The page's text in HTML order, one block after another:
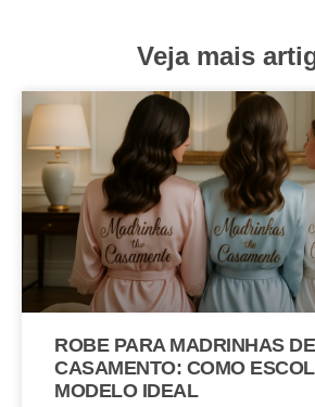
Veja mais
ROBE PARA MADRINHAS DE
CASAMENTO: COMO
MODELO IDEAL